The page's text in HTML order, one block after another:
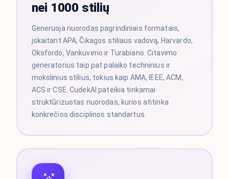
nei 1000 stilių
Generuoja nuorodas pagrindiniais formatais,
įskaitant APA, Čikagos stiliaus vadovą, Harvardo,
Oksfordo, Vankuverio ir Turabiano. Citavimo
generatorius taip pat palaiko techninius ir
mokslinius stilius, tokius kaip AMA, IEEE, ACM,
ACS ir CSE. CudekAI pateikia tinkamai
struktūrizuotas nuorodas, kurios atitinka
konkrečios disciplinos standartus.